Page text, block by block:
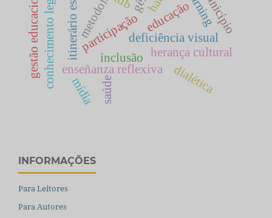
educação
deficiência visual
inclusão
enseñanza reflexiva
herança cultural
itinerário escolar
conhecimento legítimo
saúde
participação
dialética
gestão educacional
mídia
INFORMAÇÕES
Para Leitores
Para Autores